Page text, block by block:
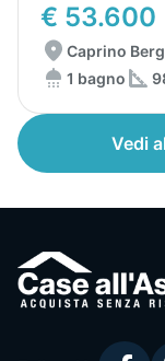
€ 53.600
Caprino
1 bagno
Vedi